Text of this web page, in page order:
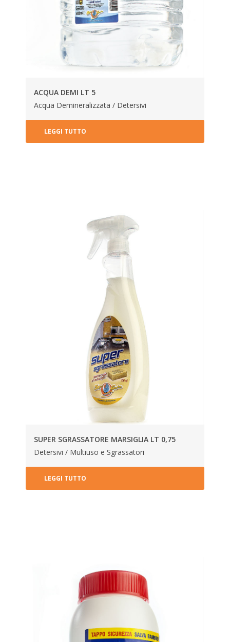
ACQUA DEMI LT 5
Acqua Demineralizzata / Detersivi
LEGGI TUTTO
SUPER SGRASSATORE MARSIGLIA LT 0,75
Detersivi / Multiuso e Sgrassatori
LEGGI TUTTO